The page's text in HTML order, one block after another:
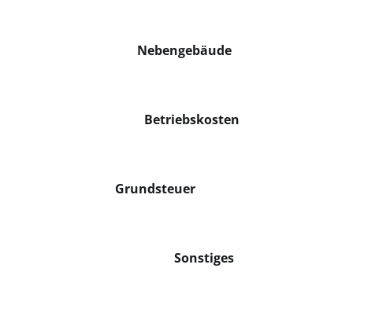
Nebengebäude
Betriebskosten
Grundsteuer
Sonstiges